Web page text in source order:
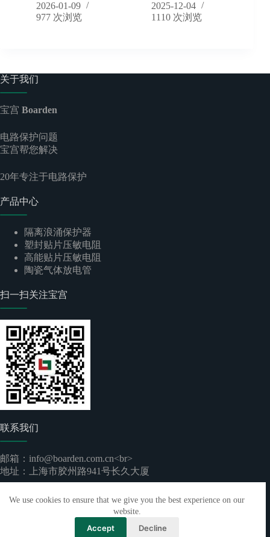
We use cookies to ensure that we give you the best experience on our
website.
Accept Decline
2026-01-09
977 次浏览
2025-12-04
1110 次浏览
关于我们
宝宫 Boarden
电路保护问题
宝宫帮您解决
20年专注于电路保护
产品中心
隔离浪涌保护器
塑封贴片压敏电阻
高能贴片压敏电阻
陶瓷气体放电管
扫一扫关注宝宫
联系我们
邮箱：info@boarden.com.cn<br>
地址：上海市胶州路941号长久大厦
版权所有 © 2026 -上海宝宫实业有限公司 ｜沪ICP备
2024096892号-1